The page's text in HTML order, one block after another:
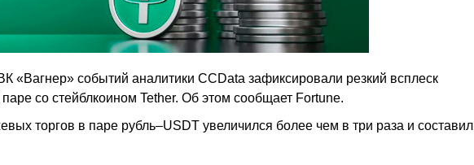
«Вагнер» событий аналитики CCData зафиксировали резкий всплеск
со стейблкоином Tether. Об этом сообщает Fortune.
торгов в паре рубль–USDT увеличился более чем в три раза и составил